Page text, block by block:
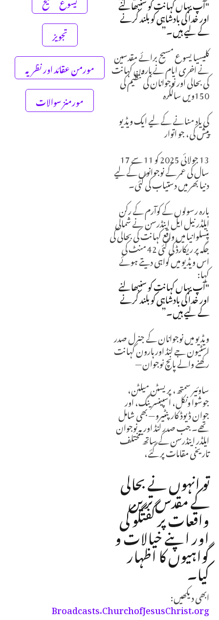
اور خدا کی بادشاہی کو بلند کرنے
کے لیے ہیں۔”
کلیسیا یسوع مسیح برائے مقدسین
نے اخری ایام نے ہارون کہانت
کی بحالی اور نوجوانان کی تنظیم کی
150ویں سالگرہ
کی یاد منانے کے لیے ایک ویڈیو
پیش کی، جو اتوار
13 جولائی 2025 کو 11 سے 17
سال کی عمر کے نوجوانوں کے لیے
دنیا بھر میں دستیاب کی گئی۔
بارہ رسولوں کے کوآرم کے رکن
ایلڈر نیل ایل اینڈرسن نے شمالی
پنسلوانیا میں واقع کہانت کی بحالی کی
جگہ پر ریکارڈ کی گئی 42 منٹ کی
اس ویڈیو میں گواہی دیتے ہوئے
کہا:
"آپ یہاں کہانت کو سنبھالنے
اور خدا کی بادشاہی کو بلند کرنے
کے لیے ہیں۔”
ویڈیو میں نوجوانان کے جنرل صدر
اسٹیون جے لنڈ اور ہارون کہانت
رکھنے والے پانچ نوجوان —
ساوئیر سمتھ، پریسٹن میلٹن،
جوشوا ونکل، اسپینسر ینگ، اور
جوان ڈیوڈ کارپنٹیرو — بھی شامل
تھے۔ جب صدر لنڈ اور یہ نوجوان
ایلڈر اینڈرسن کے ساتھ مختلف
تاریخی مقامات پر گئے،
تو انہوں نے بحالی
کے مقدس ترین
واقعات پر گفتگو کی
اور اپنے خیالات و
گواہیوں کا اظہار
کیا۔
ابھی دیکھیں:
Broadcasts.ChurchofJesusChrist.org
تجویز
مورمن عقائد اور نظریہ
مورمنز سوالات